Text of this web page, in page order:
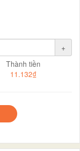
+
Thành tiền
11.132₫